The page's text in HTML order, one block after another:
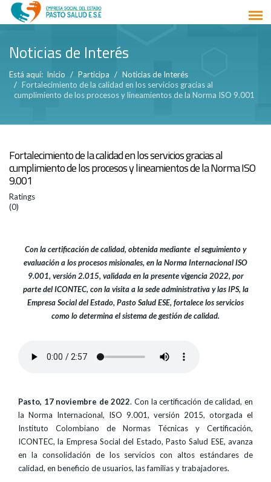
Noticias de Interés
Está aquí: Inicio Participa
Noticias de Interés
Fortalecimiento de la calidad en los servicios gracias al
cumplimiento de los procesos y lineamientos de la Norma ISO 9.001
Fortalecimiento de la calidad en los servicios gracias al
cumplimiento de los procesos y lineamientos de la Norma ISO
9.001
Ratings
(0)
Con la certificación de calidad, obtenida mediante el seguimiento y
evaluación a los procesos misionales, en la Norma Internacional ISO
9.001, versión 2.015, validada en la presente vigencia 2022, por
parte del ICONTEC, con la visita a la sede administrativa y las IPS, la
Empresa Social del Estado, Pasto Salud ESE, fortalece los servicios
como lo determina el sistema de gestión de calidad.
Pasto, 17 noviembre de 2022. Con la certificación de calidad, en
la Norma Internacional, ISO 9.001, versión 2015, otorgada el
Instituto Colombiano de Normas Técnicas y Certificación,
ICONTEC, la Empresa Social del Estado, Pasto Salud ESE, avanza
en la consolidación de los servicios con altos estándares de
calidad, en beneficio de usuarios, las familias y trabajadores.